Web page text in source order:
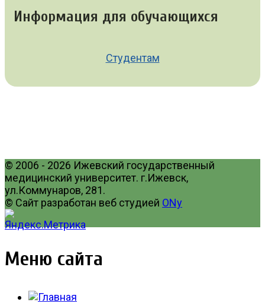
Информация для обучающихся
Студентам
© 2006 - 2026 Ижевский государственный
медицинский университет. г.Ижевск,
ул.Коммунаров, 281.
© Сайт разработан веб студией ONy
Меню сайта